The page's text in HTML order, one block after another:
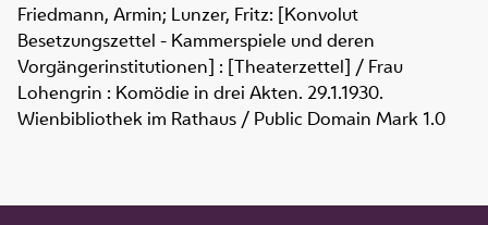
Friedmann, Armin; Lunzer, Fritz: [Konvolut
Besetzungszettel - Kammerspiele und deren
Vorgängerinstitutionen] : [Theaterzettel] / Frau
Lohengrin : Komödie in drei Akten. 29.1.1930.
Wienbibliothek im Rathaus / Public Domain Mark 1.0